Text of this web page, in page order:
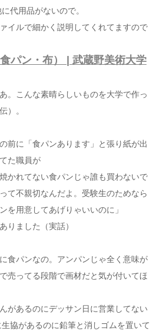
代用品がないので。
イルで細かく説明してくれてますので
パン・布） | 武蔵野美術大学
。こんな素晴らしいものを大学で作っ
）。
前に「食パンあります」と張り紙が出
た職員が
かれてない食パンじゃ誰も買わないで
て不親切なんだよ。受験生のためなら
を用意してあげりゃいいのに」
りました（実話）
食パンなの。アンパンじゃ全く意味が
売ってる段階で画材だと気が付いてほ
があるのにデッサン日に営業してない
協があるのに鉛筆と消しゴムを置いて